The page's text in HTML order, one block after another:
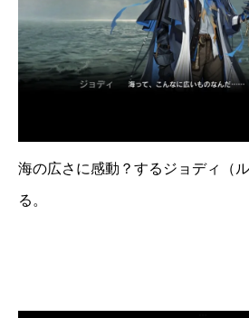
海の広さに感動？するジョディ（
る。